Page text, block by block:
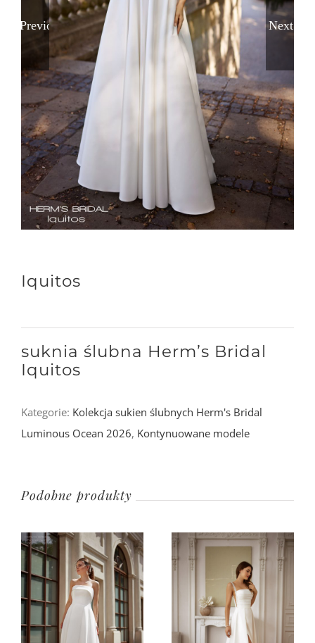
Previous Next
Iquitos
suknia ślubna Herm’s Bridal
Iquitos
Kategorie: Kolekcja sukien ślubnych Herm's Bridal
Luminous Ocean 2026, Kontynuowane modele
Podobne produkty